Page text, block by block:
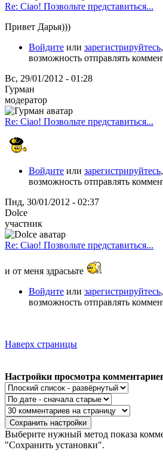
Re: Ciao! Позвольте представиться...
Привет Дарья)))
Войдите или зарегистрируйтесь
возможность отправлять
Вс, 29/01/2012 - 01:28
Гурман
модератор
Re: Ciao! Позвольте представиться...
Войдите или зарегистрируйтесь
возможность отправлять
Пнд, 30/01/2012 - 02:37
Dolce
участник
Re: Ciao! Позвольте представиться...
и от меня здрасььте
Войдите или зарегистрируйтесь
возможность отправлять
Наверх страницы
Настройки просмотра
Выберите нужный метод показа
"Сохранить установки".